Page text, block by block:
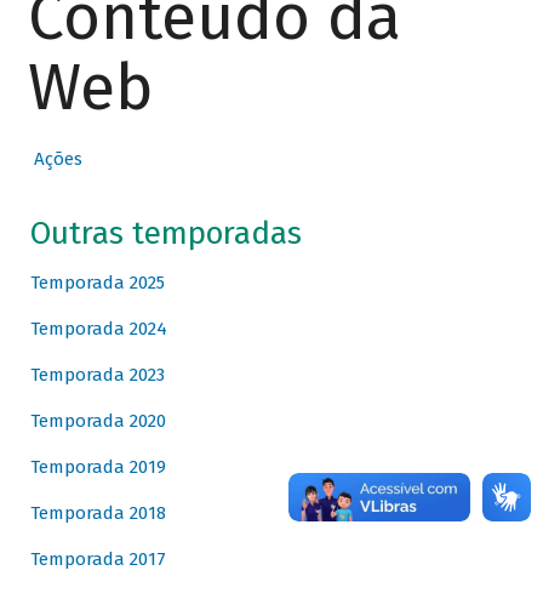
Conteúdo da
Web
Ações
Outras temporadas
Temporada 2025
Temporada 2024
Temporada 2023
Temporada 2020
Temporada 2019
Temporada 2018
Temporada 2017